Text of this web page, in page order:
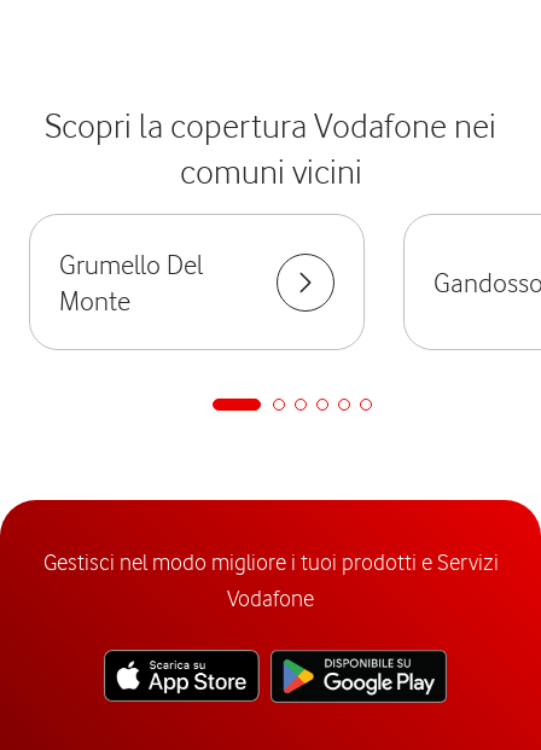
Scopri la copertura Vodafone nei
comuni vicini
Grumello Del
Monte
Gestisci nel modo migliore i tuoi prodotti e Servizi
Vodafone